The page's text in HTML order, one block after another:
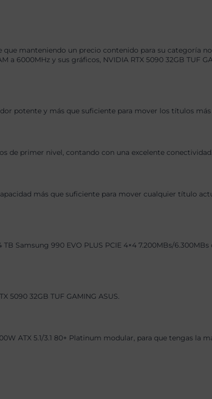
que manteniendo un precio contenido para su categoría
6000MHz y sus gráficos, NVIDIA RTX 5090 32GB TUF
potente y más que suficiente para mover los títulos más
de primer nivel, contando con una excelente conectividad.
más que suficiente para mover cualquier título
Samsung 990 EVO PLUS PCIE 4×4 7.200MBs/
5090 32GB TUF GAMING ASUS.
ATX 5.1/3.1 80+ Platinum modular, para que tengas la